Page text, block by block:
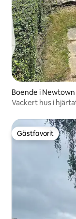
Boende i
Vackert hus i
Gästfavorit
Gästfavorit